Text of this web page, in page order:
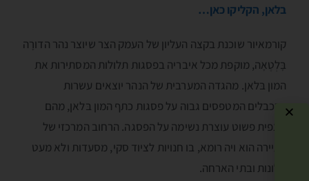
בלאן, הקליקו כאן…
קורמאיור שוכנת בקצה העליון של העמק הצר שיוצר נהר הדורָה
בָּלְטֶאָה, מוקפת מכל איבריה בפסגות תלולות המסתירות את
המון בּלאן. מהגדה המערבית של הנהר יוצאים עשרות
הרכבלים המטפסים גבוה על פסגות כתף המון בּלאן, מהם
תצפית פשוט עוצרת נשימה על הפסגה. הרחוב המרכזי של
העיירה הוא ויה רומא, בו חנויות לציוד סקי, מסעדות ולא מעט
מלונות ובתי הארחה.